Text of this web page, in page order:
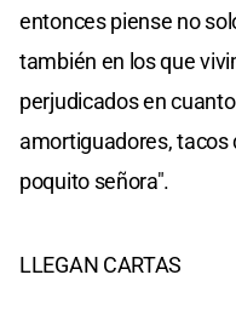
entonces piense no
también en los que
perjudicados en
amortiguadores, tacos
poquito señora".
LLEGAN CARTAS